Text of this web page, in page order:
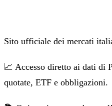
Sito ufficiale dei mercati
📈 Accesso diretto ai dati di
quotate, ETF e obbligazioni.